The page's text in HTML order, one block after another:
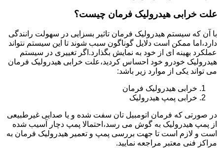
علت خرابی هیدرولیک فرمان چیست؟
با آن که سیستم هیدرولیک فرمان تاثیر بسزایی در سهولت رانندگی
دارد،اما ممکن است دلایل گوناگون سبب شوند تا این سیستم نتواند
عملکرد بهینه ای از خود به نمایش بگذارد.اگر تغییری در سیستم
هیدرولیک خودرو خود احساس کردید،علت خرابی هیدرولیک فرمان
می تواند یکی از موارد زیر باشد:
خرابی هیدرولیک فرمان
خرابی پمپ هیدرولیک
در صورتی که فرمان اتومبیل تان سفت شده و یا صدایی غیرطبیعی
از پمپ هیدرولیک به گوش می رسد،احتمالا پمپ دچار آسیب شده
است و لازم است تا جهت بررسی پمپ و تعمیر هیدرولیک فرمان به
مراکز فنی معتبر مراجعه نمایید.